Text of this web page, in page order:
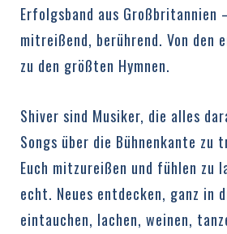
Erfolgsband aus Großbritannien
mitreißend, berührend. Von den
zu den größten Hymnen.
Shiver sind Musiker, die alles
Songs über die Bühnenkante zu
Euch mitzureißen und fühlen zu
echt. Neues entdecken, ganz in
eintauchen, lachen, weinen,